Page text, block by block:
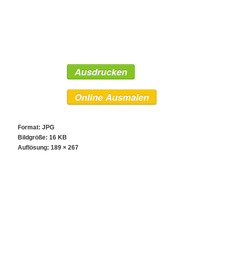
Ausdrucken
Online Ausmalen
Format: JPG
Bildgröße: 16 KB
Auflösung: 189 × 267